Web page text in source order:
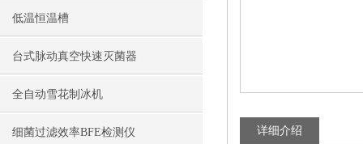
低温恒温槽
台式脉动真空快速灭菌器
全自动雪花制冰机
细菌过滤效率BFE检测仪 详细介绍